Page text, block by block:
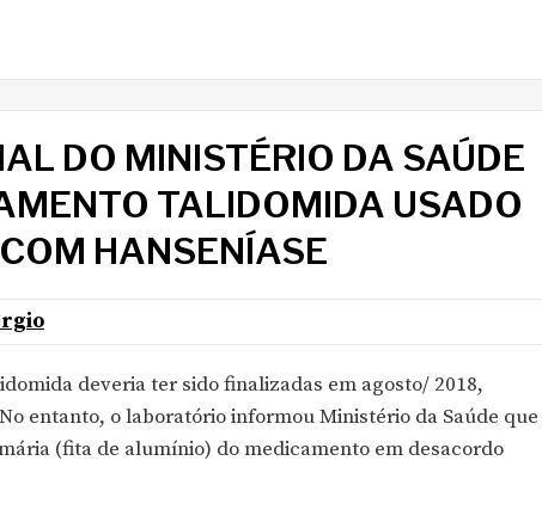
DO MINISTÉRIO DA SAÚDE
TALIDOMIDA USADO
HANSENÍASE
deveria ter sido finalizadas em agosto/ 2018,
entanto, o laboratório informou Ministério da Saúde que
(fita de alumínio) do medicamento em desacordo